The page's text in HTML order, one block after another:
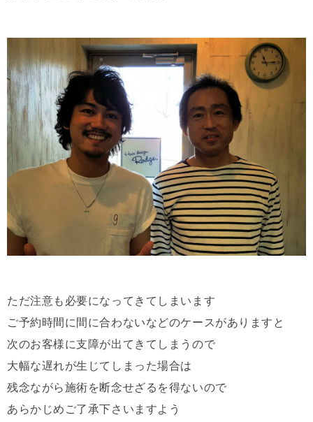
ただ注意も必要になってきてしまいます
ご予約時間に間に合わないなどのケースがありますと
次のお客様に支障が出てきてしまうので
大幅な遅れが生じてしまった場合は
残念ながら施術を断念せざるを得ないので
あらかじめご了承下さいますよう